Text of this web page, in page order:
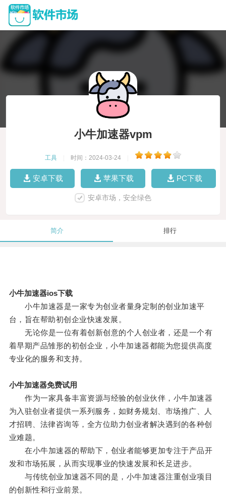
小牛加速器vpm
工具 时间：2024-03-24
安卓下载 苹果下载 PC下载
安卓市场，安全绿色
简介 排行
小牛加速器ios下载
小牛加速器是一家专为创业者量身定制的创业加速平
台，旨在帮助初创企业快速发展。
无论你是一位有着创新创意的个人创业者，还是一个有
着早期产品雏形的初创企业，小牛加速器都能为您提供高度
专业化的服务和支持。
小牛加速器免费试用
作为一家具备丰富资源与经验的创业伙伴，小牛加速器
为入驻创业者提供一系列服务，如财务规划、市场推广、人
才招聘、法律咨询等，全方位助力创业者解决遇到的各种创
业难题。
在小牛加速器的帮助下，创业者能够更加专注于产品开
发和市场拓展，从而实现事业的快速发展和长足进步。
与传统创业加速器不同的是，小牛加速器注重创业项目
的创新性和行业前景。